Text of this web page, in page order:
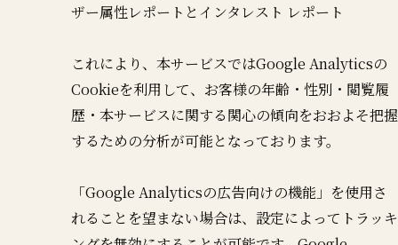
ザー属性レポートとインタレスト レポート
これにより、本サービスではGoogle Analyticsの
Cookieを利用して、お客様の年齢・性別・閲覧履
歴・本サービスに関する関心の傾向をおおよそ把握
するための分析が可能となっております。
「Google Analyticsの広告向けの機能」を使用さ
れることを望まない場合は、設定によってトラッキ